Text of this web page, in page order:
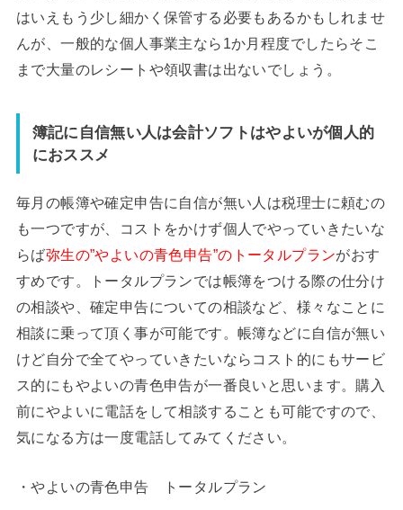
はいえもう少し細かく保管する必要もあるかもしれませ
んが、一般的な個人事業主なら1か月程度でしたらそこ
まで大量のレシートや領収書は出ないでしょう。
簿記に自信無い人は会計ソフトはやよいが個人的
におススメ
毎月の帳簿や確定申告に自信が無い人は税理士に頼むの
も一つですが、コストをかけず個人でやっていきたいな
らば弥生の”やよいの青色申告”のトータルプランがおす
すめです。トータルプランでは帳簿をつける際の仕分け
の相談や、確定申告についての相談など、様々なことに
相談に乗って頂く事が可能です。帳簿などに自信が無い
けど自分で全てやっていきたいならコスト的にもサービ
ス的にもやよいの青色申告が一番良いと思います。購入
前にやよいに電話をして相談することも可能ですので、
気になる方は一度電話してみてください。
・やよいの青色申告 トータルプラン